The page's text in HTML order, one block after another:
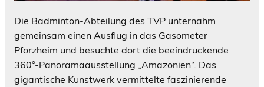
Die Badminton-Abteilung des TVP unternahm
gemeinsam einen Ausflug in das Gasometer
Pforzheim und besuchte dort die beeindruckende
360°-Panoramaausstellung „Amazonien“. Das
gigantische Kunstwerk vermittelte faszinierende